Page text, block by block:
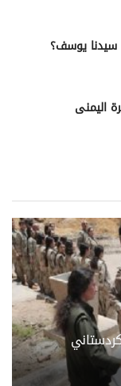
سيدنا يوسف؟
اليمنى